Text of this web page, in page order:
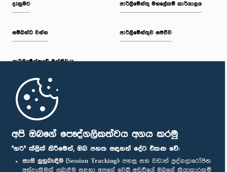
අපි ඔබගේ පෞද්ගලිකත්වය අගය කරමු
"හරි" ක්ලික් කිරීමෙන්, ඔබ පහත සඳහන් දේට එකඟ වේ:
සැසි ලුහුබැඳීම (Session Tracking): පහසු සහ වඩාත් පුද්ගලාරෝපිත
අත්දැකීමක් ලබාදීම සඳහා අපගේ වෙබ් අඩවියේ ඔබගේ ක්‍රියාකාරකම්
දැනුමට
සම්බන්ධ වන්න
පාර්ලි‌මේන්තුවේ මන්ත්‍රීවරු
මුල් පිටුව
පාර්ලිමේන්තු මහලේකම් කාර්යාලය
පාර්ලිමේන්තුව සජීවීව
පාර්ලිමේන්තු ජංගම යෙදුම